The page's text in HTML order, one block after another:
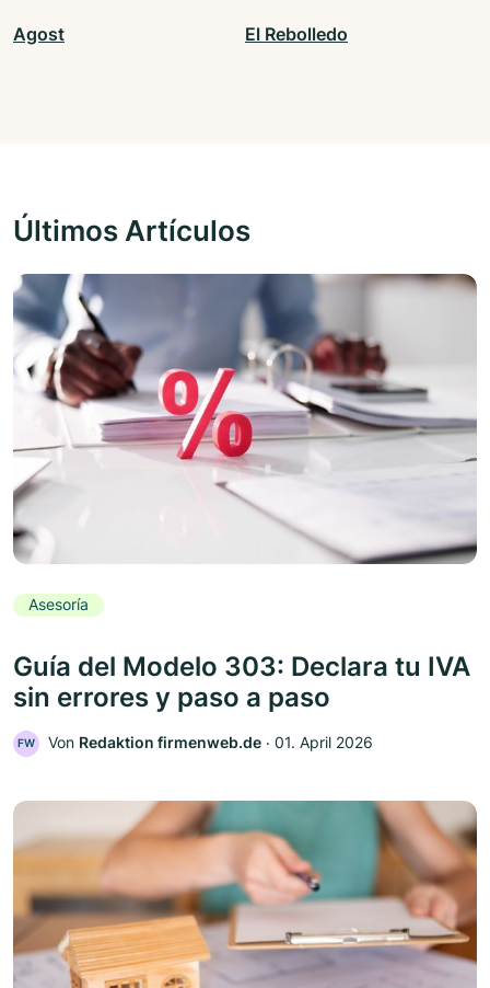
Agost El Rebolledo
Últimos Artículos
Asesoría
Guía del Modelo 303: Declara tu IVA
sin errores y paso a paso
FW Von Redaktion firmenweb.de ‧ 01. April 2026